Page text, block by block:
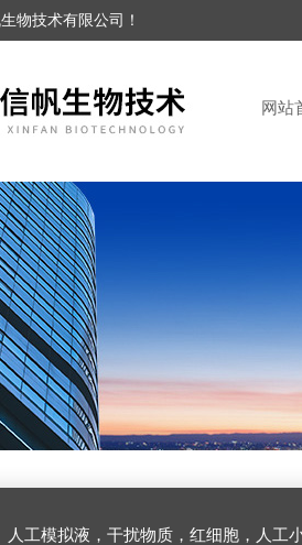
物技术有限公司！
网站
人工模拟液，干扰物质，红细胞，人工